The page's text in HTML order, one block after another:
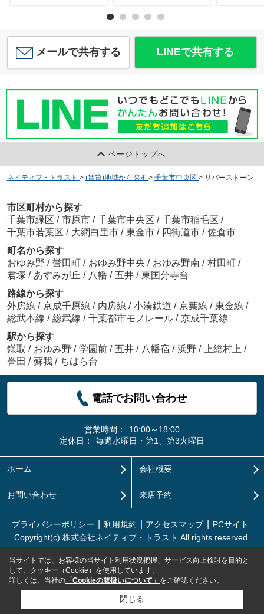
メールで共有する LINEで共有する
ページトップへ
ネイティブ・トラスト > (賃貸)地域から探す > 千葉市中央区 > リバーストーン
市区町村から探す
千葉市緑区 / 市原市 / 千葉市中央区 / 千葉市稲毛区 /
千葉市若葉区 / 大網白里市 / 東金市 / 四街道市 / 佐倉市
町名から探す
おゆみ野 / 誉田町 / おゆみ野中央 / おゆみ野南 / 村田町 /
君塚 / あすみが丘 / 八幡 / 五井 / 東国分寺台
路線から探す
外房線 / 京成千原線 / 内房線 / 小湊鉄道 / 京葉線 / 東金線 /
総武本線 / 総武線 / 千葉都市モノレール / 京成千葉線
駅から探す
鎌取 / おゆみ野 / 学園前 / 五井 / 八幡宿 / 浜野 / 上総村上 /
誉田 / 蘇我 / ちはら台
電話でお問い合わせ
営業時間：
10:00～18:00
定休日：
毎週水曜日・第1、第3火曜日
ホーム 会社概要
お問い合わせ 来店予約
プライバシーポリシー 利用規約 アクセスマップ
PCサイト
Copyright(c) 株式会社ネイティブ・トラスト All rights reserved.
当サイトでは、お客様の当サイト利用状況把握、サービス向上検討を目的と
して、クッキー（Cookie）を使用しています。
詳しくは、当社の 「Cookieの取扱いについて」 をご確認ください。
閉じる